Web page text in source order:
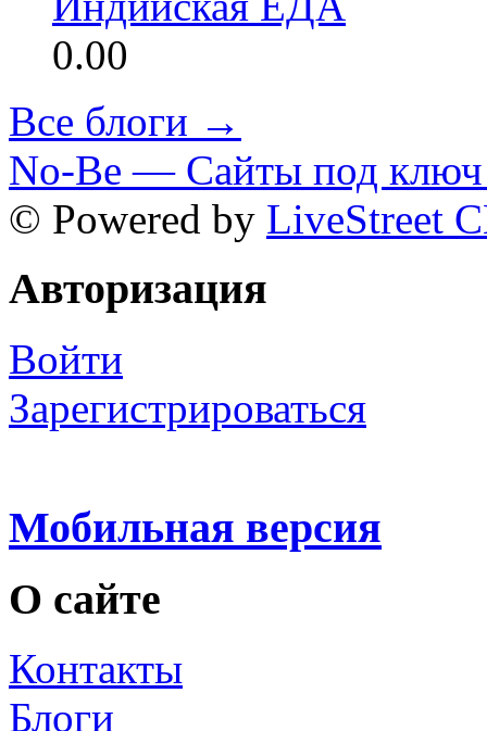
0.00
Все блоги →
No-Be — Сайты под ключ
© Powered by LiveStreet
Авторизация
Войти
Зарегистрироваться
Мобильная версия
О сайте
Контакты
Блоги